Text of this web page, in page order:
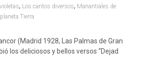
, Los cantos diversos, Manantiales de
planeta Tierra
(Madrid 1928, Las Palmas de Gran
los deliciosos y bellos versos “Dejad